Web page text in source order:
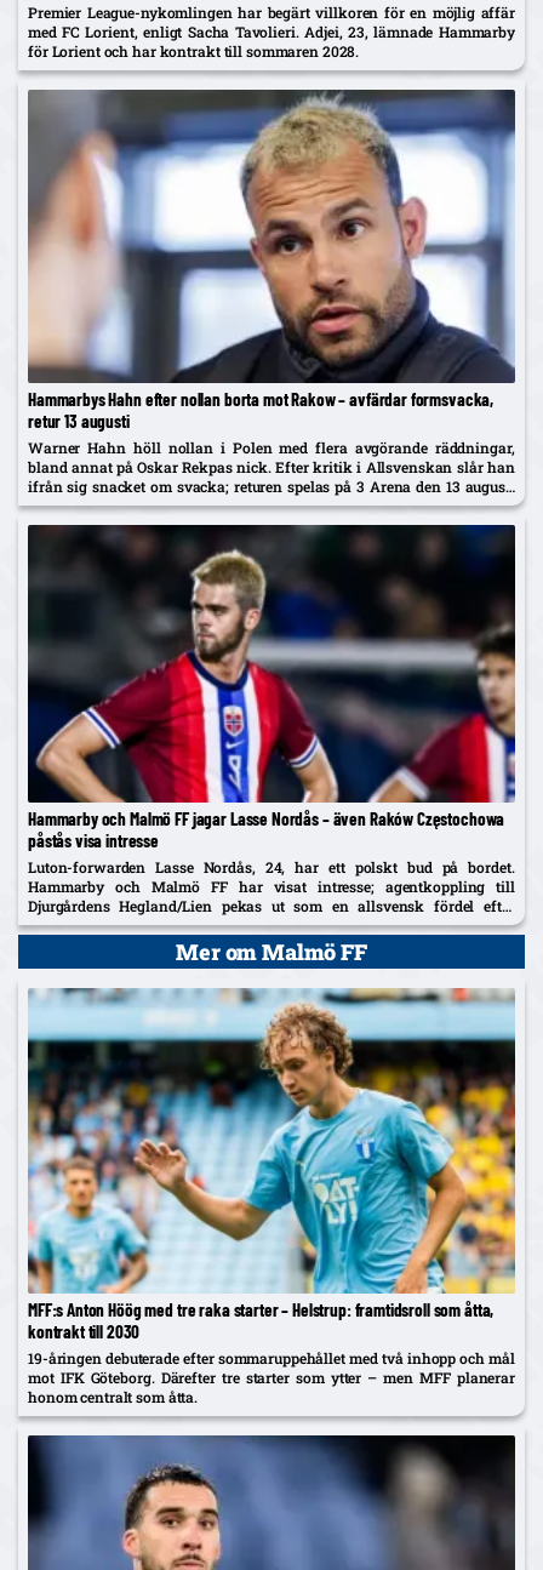
Premier League-nykomlingen har begärt villkoren för en möjlig affär
med FC Lorient, enligt Sacha Tavolieri. Adjei, 23, lämnade Hammarby
för Lorient och har kontrakt till sommaren 2028.
Hammarbys Hahn efter nollan borta mot Rakow – avfärdar formsvacka,
retur 13 augusti
Warner Hahn höll nollan i Polen med flera avgörande räddningar,
bland annat på Oskar Rekpas nick. Efter kritik i Allsvenskan slår han
ifrån sig snacket om svacka; returen spelas på 3 Arena den 13 augusti
och vinnaren går mot Žalgiris/Hajduk...
Hammarby och Malmö FF jagar Lasse Nordås – även Raków Częstochowa
påstås visa intresse
Luton-forwarden Lasse Nordås, 24, har ett polskt bud på bordet.
Hammarby och Malmö FF har visat intresse; agentkoppling till
Djurgårdens Hegland/Lien pekas ut som en allsvensk fördel efter
norrmannens succélån i Heerenveen.
Mer om Malmö FF
MFF:s Anton Höög med tre raka starter – Helstrup: framtidsroll som åtta,
kontrakt till 2030
19-åringen debuterade efter sommaruppehållet med två inhopp och mål
mot IFK Göteborg. Därefter tre starter som ytter – men MFF planerar
honom centralt som åtta.